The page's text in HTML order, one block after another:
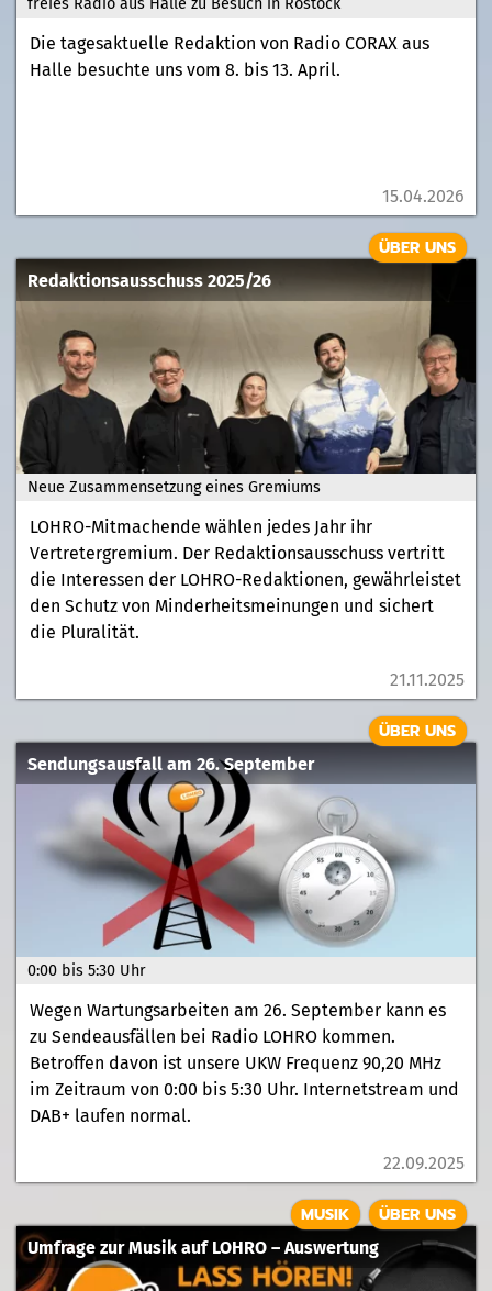
freies Radio aus Halle zu Besuch in Rostock
Die tagesaktuelle Redaktion von Radio CORAX aus
Halle besuchte uns vom 8. bis 13. April.
15.04.2026
Neue Zusammensetzung eines Gremiums
Redaktionsausschuss 2025/26
ÜBER UNS
LOHRO-Mitmachende wählen jedes Jahr ihr
Vertretergremium. Der Redaktionsausschuss vertritt
die Interessen der LOHRO-Redaktionen, gewährleistet
den Schutz von Minderheitsmeinungen und sichert
die Pluralität.
21.11.2025
0:00 bis 5:30 Uhr
Sendungsausfall am 26. September
ÜBER UNS
Wegen Wartungsarbeiten am 26. September kann es
zu Sendeausfällen bei Radio LOHRO kommen.
Betroffen davon ist unsere UKW Frequenz 90,20 MHz
im Zeitraum von 0:00 bis 5:30 Uhr. Internetstream und
DAB+ laufen normal.
22.09.2025
Umfrage zur Musik auf LOHRO – Auswertung
MUSIK ÜBER UNS